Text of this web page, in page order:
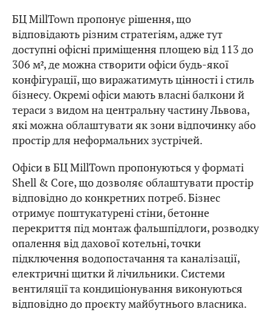
БЦ MillTown пропонує рішення, що
відповідають різним стратегіям, адже тут
доступні офісні приміщення площею від 113 до
306 м², де можна створити офіси будь-якої
конфігурації, що виражатимуть цінності і стиль
бізнесу. Окремі офіси мають власні балкони й
тераси з видом на центральну частину Львова,
які можна облаштувати як зони відпочинку або
простір для неформальних зустрічей.
Офіси в БЦ MillTown пропонуються у форматі
Shell & Core, що дозволяє облаштувати простір
відповідно до конкретних потреб. Бізнес
отримує поштукатурені стіни, бетонне
перекриття під монтаж фальшпідлоги, розводку
опалення від дахової котельні, точки
підключення водопостачання та каналізації,
електричні щитки й лічильники. Системи
вентиляції та кондиціонування виконуються
відповідно до проєкту майбутнього власника.